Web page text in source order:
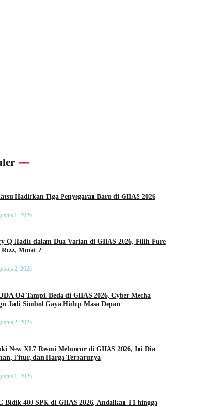
Daihatsu Hadirkan Tiga Penyegaran Baru di GIIAS 2026
1, 2026
Q Hadir dalam Dua Varian di GIIAS 2026, Pilih Pure
Rizz, Minat ?
2, 2026
O4 Tampil Beda di GIIAS 2026, Cyber Mecha
Jadi Simbol Gaya Hidup Masa Depan
2, 2026
New XL7 Resmi Meluncur di GIIAS 2026, Ini Dia
Fitur, dan Harga Terbarunya
1, 2026
Bidik 400 SPK di GIIAS 2026, Andalkan T1 hingga